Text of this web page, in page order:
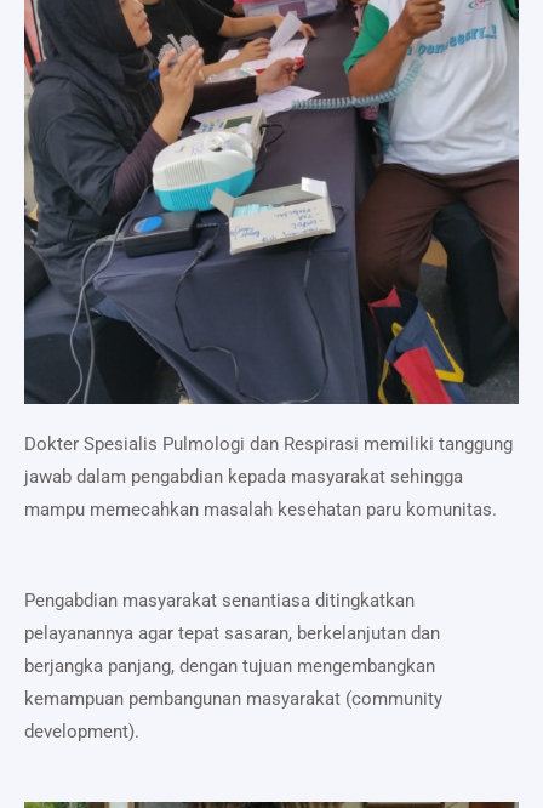
Dokter Spesialis Pulmologi dan Respirasi memiliki tanggung
jawab dalam pengabdian kepada masyarakat sehingga
mampu memecahkan masalah kesehatan paru komunitas.
Pengabdian masyarakat senantiasa ditingkatkan
pelayanannya agar tepat sasaran, berkelanjutan dan
berjangka panjang, dengan tujuan mengembangkan
kemampuan pembangunan masyarakat (community
development).